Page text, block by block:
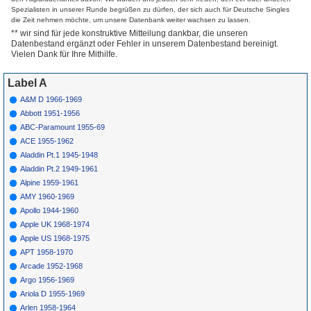
*
1022 A Clovers Little Mama(Don'T
Leave Me)
1954 4
* 1022 A Clovers Lovey Dovey 1954
*
1023 A Ruth Brown
It'S All In Your
Mind
1953
* 1024
1024 B
George
* 1026 A Joe Turner
*
* 1027 A
*
1027 B
* 1028 A Jesse Stone
*
1030 A
* 1030 B
Spezialisten in unserer Runde begrüßen zu dürfen, der sich auch für Deutsche Singles
die Zeit nehmen möchte, um unsere Datenbank weiter wachsen zu lassen.
** wir sind für jede konstruktive Mitteilung dankbar, die unseren
Datenbestand ergänzt oder Fehler in unserem Datenbestand bereinigt.
Vielen Dank für Ihre Mithilfe.
Label A
A&M D 1966-1969
Abbott 1951-1956
ABC-Paramount 1955-69
ACE 1955-1962
Aladdin Pt.1 1945-1948
Aladdin Pt.2 1949-1961
Alpine 1959-1961
AMY 1960-1969
Apollo 1944-1960
Apple UK 1968-1974
Apple US 1968-1975
APT 1958-1970
Arcade 1952-1968
Argo 1956-1969
Ariola D 1955-1969
Arlen 1958-1964